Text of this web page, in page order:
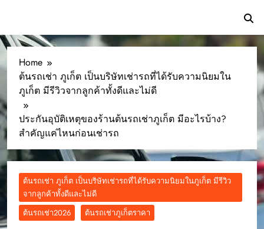
Home
ต้นรถเช่า ภูเก็ต เป็นบริษัทเช่ารถที่ได้รับความนิยมใน
ภูเก็ต มีรีวิวจากลูกค้าทั้งดีและไม่ดี
ประกันอุบัติเหตุของร้านต้นรถเช่าภูเก็ต มีอะไรบ้าง?
สำคัญแค่ไหนก่อนเช่ารถ
ต้นรถเช่า ภูเก็ต เป็นบริษัทเช่ารถที่ได้รับความนิยมในภูเก็ต มีรีวิว
จากลูกค้าทั้งดีและไม่ดี
ต้นรถเช่า2026
ต้นรถเช่าภูเก็ตราคา